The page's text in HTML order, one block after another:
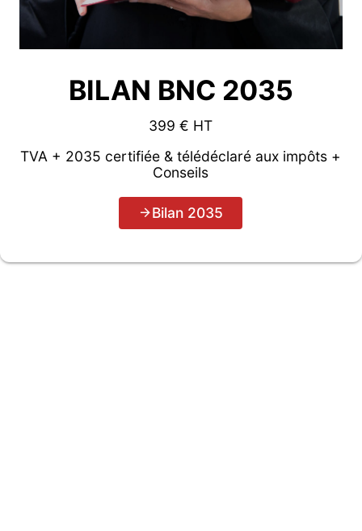
BILAN BNC 2035
399 € HT
TVA + 2035 certifiée & télédéclaré aux impôts +
Conseils
Bilan 2035